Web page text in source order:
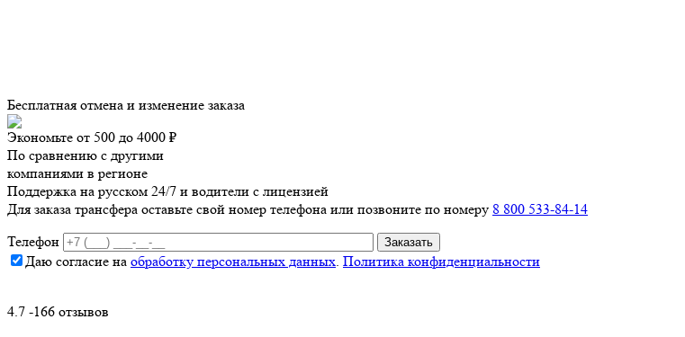
Бесплатная отмена и изменение заказа
Экономьте от 500 до 4000 ₽
По сравнению с другими
компаниями в регионе
Поддержка на русском 24/7 и водители с лицензией
Для заказа трансфера оставьте свой номер телефона или позвоните по номеру 8 800 533-84-14
Телефон
Даю согласие на обработку персональных данных. Политика конфиденциальности
4.7 -166 отзывов